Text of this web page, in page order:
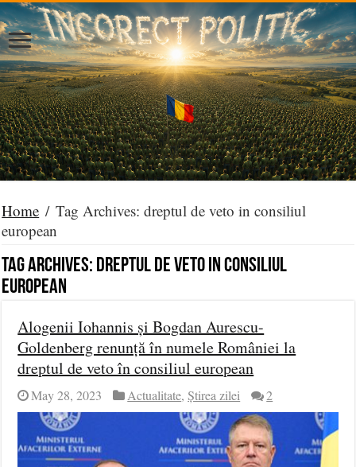
Home / Tag Archives: dreptul de veto in consiliul
european
Tag Archives: dreptul de veto in consiliul
european
Alogenii Iohannis și Bogdan Aurescu-
Goldenberg renunță în numele României la
dreptul de veto în consiliul european
May 28, 2023 Actualitate,Știrea zilei 2